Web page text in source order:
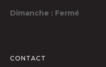
Dimanche : Fermé
CONTACT